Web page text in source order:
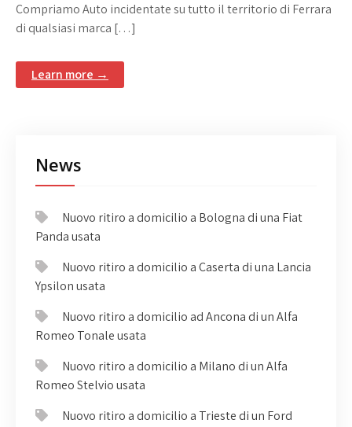
Compriamo Auto incidentate su tutto il territorio di Ferrara
di qualsiasi marca […]
Learn more →
News
Nuovo ritiro a domicilio a Bologna di una Fiat
Panda usata
Nuovo ritiro a domicilio a Caserta di una Lancia
Ypsilon usata
Nuovo ritiro a domicilio ad Ancona di un Alfa
Romeo Tonale usata
Nuovo ritiro a domicilio a Milano di un Alfa
Romeo Stelvio usata
Nuovo ritiro a domicilio a Trieste di un Ford